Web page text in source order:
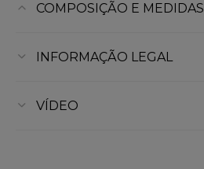
COMPOSIÇÃO E MEDIDAS
INFORMAÇÃO LEGAL
VÍDEO